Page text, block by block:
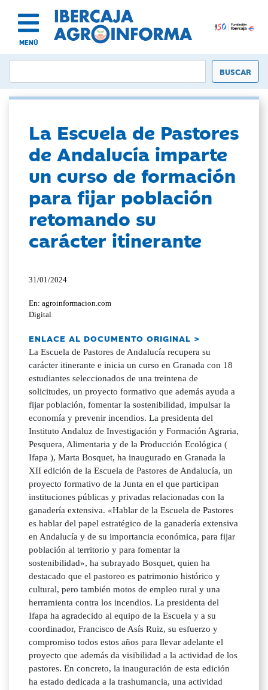
MENÚ
La Escuela de Pastores
de Andalucía imparte
un curso de formación
para fijar población
retomando su
carácter itinerante
31/01/2024
En: agroinformacion.com
Digital
ENLACE AL DOCUMENTO ORIGINAL >
La Escuela de Pastores de Andalucía recupera su
carácter itinerante e inicia un curso en Granada con 18
estudiantes seleccionados de una treintena de
solicitudes, un proyecto formativo que además ayuda a
fijar población, fomentar la sostenibilidad, impulsar la
economía y prevenir incendios. La presidenta del
Instituto Andaluz de Investigación y Formación Agraria,
Pesquera, Alimentaria y de la Producción Ecológica (
Ifapa ), Marta Bosquet, ha inaugurado en Granada la
XII edición de la Escuela de Pastores de Andalucía, un
proyecto formativo de la Junta en el que participan
instituciones públicas y privadas relacionadas con la
ganadería extensiva. «Hablar de la Escuela de Pastores
es hablar del papel estratégico de la ganadería extensiva
en Andalucía y de su importancia económica, para fijar
población al territorio y para fomentar la
sostenibilidad», ha subrayado Bosquet, quien ha
destacado que el pastoreo es patrimonio histórico y
cultural, pero también motos de empleo rural y una
herramienta contra los incendios. La presidenta del
Ifapa ha agradecido al equipo de la Escuela y a su
coordinador, Francisco de Asís Ruiz, su esfuerzo y
compromiso todos estos años para llevar adelante el
proyecto que además da visibilidad a la actividad de los
pastores. En concreto, la inauguración de esta edición
ha estado dedicada a la trashumancia, una actividad